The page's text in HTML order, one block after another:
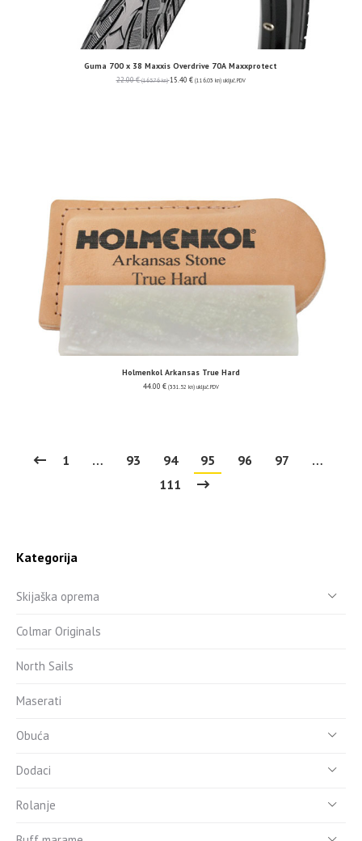
Guma 700 x 38 Maxxis Overdrive 70A Maxxprotect
22.00€ (165.76 kn) 15.40 € (116.03 kn) uključ. PDV
Holmenkol Arkansas True Hard
44.00 € (331.52 kn) uključ. PDV
1 … 93 94 95 96 97
…
111
Kategorija
Skijaška oprema
Colmar Originals
North Sails
Maserati
Obuća
Dodaci
Rolanje